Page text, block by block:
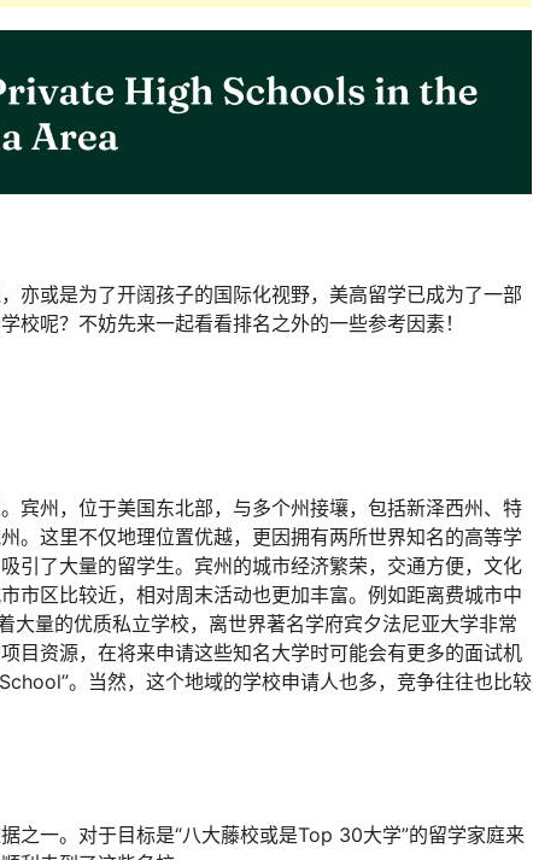
亦或是为了开阔孩子的国际化视野，美高留学已成为了一部
校呢？不妨先来一起看看排名之外的一些参考因素！
宾州，位于美国东北部，与多个州接壤，包括新泽西州、特
。这里不仅地理位置优越，更因拥有两所世界知名的高等学
了大量的留学生。宾州的城市经济繁荣，交通方便，文化
市区比较近，相对周末活动也更加丰富。例如距离费城市中
量的优质私立学校，离世界著名学府宾夕法尼亚大学非常
目资源，在将来申请这些知名大学时可能会有更多的面试机
。当然，这个地域的学校申请人也多，竞争往往也比较
之一。对于目标是“八大藤校或是Top 30大学”的留学家庭来